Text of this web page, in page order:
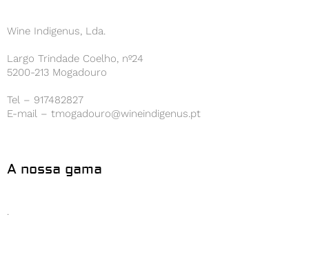
Wine Indigenus, Lda.
Largo Trindade Coelho, nº24
5200-213 Mogadouro
Tel – 917482827
E-mail – tmogadouro@wineindigenus.pt
A nossa gama
.